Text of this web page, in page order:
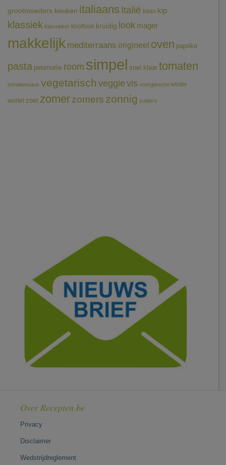
grootmoeders keuken italiaans Italië kaas kip
klassiek klassieker knoflook kruidig look mager
makkelijk mediterraans origineel oven paprika
pasta peterselie room simpel snel klaar tomaten
tomatensaus vegetarischveggie vis voorgerecht winter
wortel zoet zomerzomers zonnig zuiders
Over Recepten.be
Privacy
Disclaimer
Wedstrijdreglement